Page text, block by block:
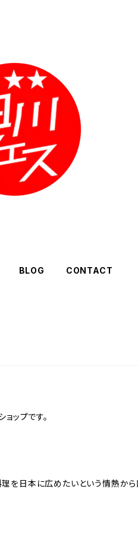
BLOG CONTACT
ップです。
を日本に広めたいという情熱か